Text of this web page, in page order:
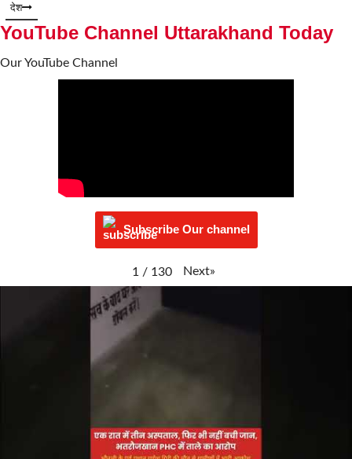
देश
YouTube Channel Uttarakhand Today
Our YouTube Channel
Subscribe Our channel
1 / 130 Next»